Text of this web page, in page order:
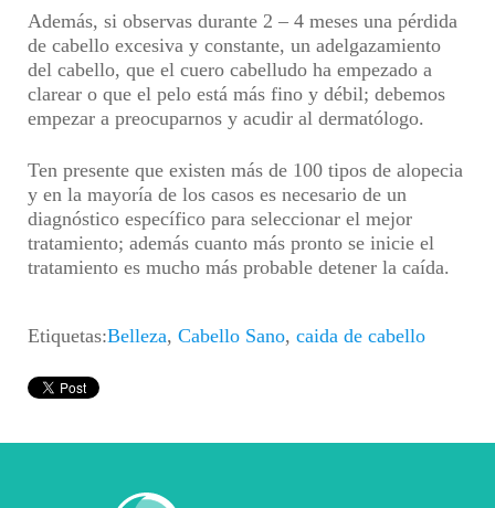
Además, si observas durante 2 – 4 meses una pérdida
de cabello excesiva y constante, un adelgazamiento
del cabello, que el cuero cabelludo ha empezado a
clarear o que el pelo está más fino y débil; debemos
empezar a preocuparnos y acudir al dermatólogo.
Ten presente que existen más de 100 tipos de alopecia
y en la mayoría de los casos es necesario de un
diagnóstico específico para seleccionar el mejor
tratamiento; además cuanto más pronto se inicie el
tratamiento es mucho más probable detener la caída.
Etiquetas:Belleza, Cabello Sano, caida de cabello